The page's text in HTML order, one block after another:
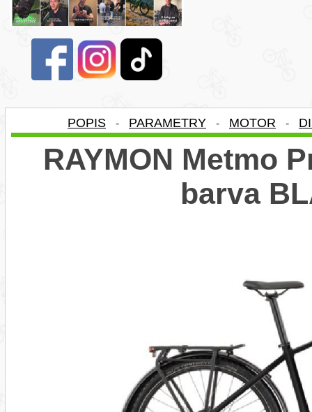
POPIS - PARAMETRY - MOTOR -
RAYMON Metmo
barva